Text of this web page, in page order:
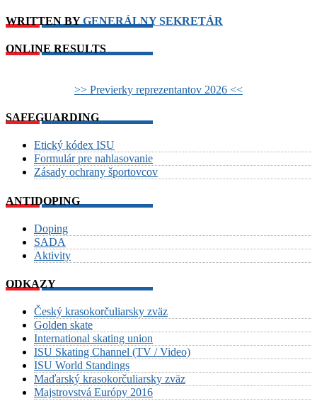
WRITTEN BYGENERÁLNY SEKRETÁR
ONLINE RESULTS
>> Previerky reprezentantov 2026 <<
SAFEGUARDING
Etický kódex ISU
Formulár pre nahlasovanie
Zásady ochrany športovcov
ANTIDOPING
Doping
SADA
Aktivity
ODKAZY
Český krasokorčuliarsky zväz
Golden skate
International skating union
ISU Skating Channel (TV / Video)
ISU World Standings
Maďarský krasokorčuliarsky zväz
Majstrovstvá Európy 2016